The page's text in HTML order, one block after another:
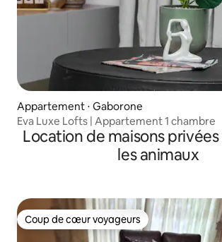
Appartement ⋅ Gaborone
Eva Luxe Lofts | Appartement 1 chambre
Location de maisons
les animaux
Coup de cœur voyageurs
Coup de cœur voyageurs